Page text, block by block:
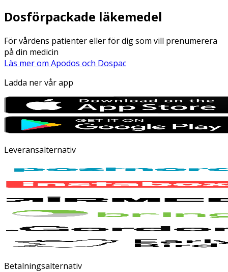
Dosförpackade läkemedel
För vårdens patienter eller för dig som vill prenumerera
på din medicin
Läs mer om Apodos och Dospac
Ladda ner vår app
Leveransalternativ
Betalningsalternativ